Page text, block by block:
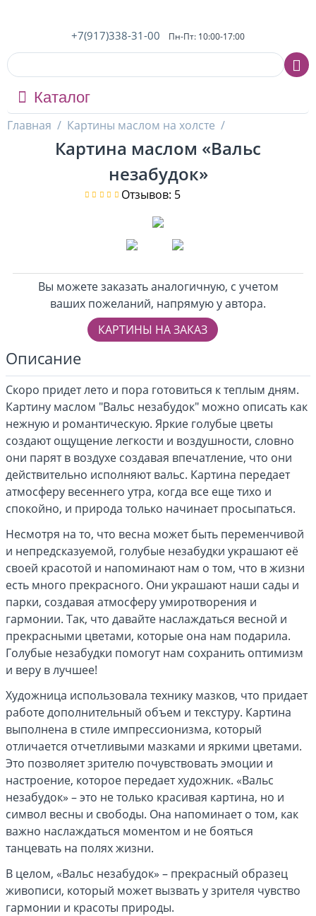
+7(917)338-31-00 Пн-Пт: 10:00-17:00
Каталог
Главная / Картины маслом на холсте /
Картина маслом «Вальс
незабудок»
Отзывов: 5
Вы можете заказать аналогичную, с учетом
ваших пожеланий, напрямую у автора.
КАРТИНЫ НА ЗАКАЗ
Описание
Скоро придет лето и пора готовиться к теплым дням.
Картину маслом "Вальс незабудок" можно описать как
нежную и романтическую. Яркие голубые цветы
создают ощущение легкости и воздушности, словно
они парят в воздухе создавая впечатление, что они
действительно исполняют вальс. Картина передает
атмосферу весеннего утра, когда все еще тихо и
спокойно, и природа только начинает просыпаться.
Несмотря на то, что весна может быть переменчивой
и непредсказуемой, голубые незабудки украшают её
своей красотой и напоминают нам о том, что в жизни
есть много прекрасного. Они украшают наши сады и
парки, создавая атмосферу умиротворения и
гармонии. Так, что давайте наслаждаться весной и
прекрасными цветами, которые она нам подарила.
Голубые незабудки помогут нам сохранить оптимизм
и веру в лучшее!
Художница использовала технику мазков, что придает
работе дополнительный объем и текстуру. Картина
выполнена в стиле импрессионизма, который
отличается отчетливыми мазками и яркими цветами.
Это позволяет зрителю почувствовать эмоции и
настроение, которое передает художник. «Вальс
незабудок» – это не только красивая картина, но и
символ весны и свободы. Она напоминает о том, как
важно наслаждаться моментом и не бояться
танцевать на полях жизни.
В целом, «Вальс незабудок» – прекрасный образец
живописи, который может вызвать у зрителя чувство
гармонии и красоты природы.